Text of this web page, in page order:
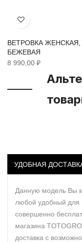
Хочу!
ВЕТРОВКА ЖЕНСКАЯ,
БЕЖЕВАЯ
8 990,00 ₽
УДОБНАЯ
Данную модель Вы
любой удобный для
совершенно
магазина
доставка с